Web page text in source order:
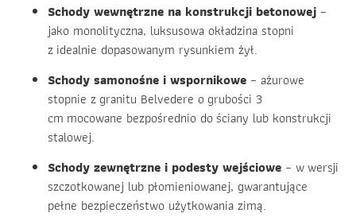
Schody wewnętrzne na konstrukcji betonowej –
jako monolityczna, luksusowa okładzina stopni
z idealnie dopasowanym rysunkiem żył.
Schody samonośne i wspornikowe – ażurowe
stopnie z granitu Belvedere o grubości 3
cm mocowane bezpośrednio do ściany lub konstrukcji
stalowej.
Schody zewnętrzne i podesty wejściowe – w wersji
szczotkowanej lub płomieniowanej, gwarantujące
pełne bezpieczeństwo użytkowania zimą.